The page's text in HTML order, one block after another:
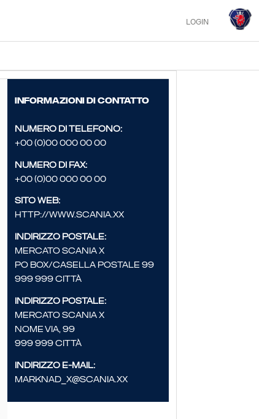
LOGIN
Informazioni di contatto
Numero di telefono:
+00 (0)00 000 00 00
Numero di fax:
+00 (0)00 000 00 00
Sito web:
http://www.scania.xx
Indirizzo postale:
Mercato Scania X
PO Box/Casella postale 99
999 999 Città
Indirizzo postale:
Mercato Scania X
Nome via, 99
999 999 Città
Indirizzo e-mail:
marknad_x@scania.xx